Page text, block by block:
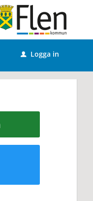
u Logga in